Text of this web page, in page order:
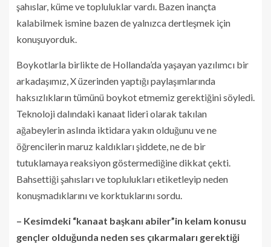
şahıslar, küme ve topluluklar vardı. Bazen inançta
kalabilmek ismine bazen de yalnızca dertleşmek için
konuşuyorduk.
Boykotlarla birlikte de Hollanda’da yaşayan yazılımcı bir
arkadaşımız, X üzerinden yaptığı paylaşımlarında
haksızlıkların tümünü boykot etmemiz gerektiğini söyledi.
Teknoloji dalındaki kanaat lideri olarak takılan
ağabeylerin aslında iktidara yakın olduğunu ve ne
öğrencilerin maruz kaldıkları şiddete, ne de bir
tutuklamaya reaksiyon göstermediğine dikkat çekti.
Bahsettiği şahısları ve toplulukları etiketleyip neden
konuşmadıklarını ve korktuklarını sordu.
– Kesimdeki “kanaat başkanı abiler”in kelam konusu
gençler olduğunda neden ses çıkarmaları gerektiği